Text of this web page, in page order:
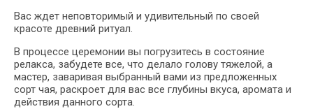
Вас ждет неповторимый и удивительный по своей
красоте древний ритуал.
В процессе церемонии вы погрузитесь в состояние
релакса, забудете все, что делало голову тяжелой, а
мастер, заваривая выбранный вами из предложенных
сорт чая, раскроет для вас все глубины вкуса, аромата и
действия данного сорта.